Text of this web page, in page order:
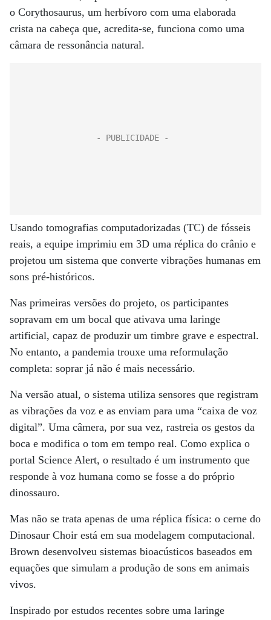
o Corythosaurus, um herbívoro com uma elaborada
crista na cabeça que, acredita-se, funciona como uma
câmara de ressonância natural.
Usando tomografias computadorizadas (TC) de fósseis
reais, a equipe imprimiu em 3D uma réplica do crânio e
projetou um sistema que converte vibrações humanas em
sons pré-históricos.
Nas primeiras versões do projeto, os participantes
sopravam em um bocal que ativava uma laringe
artificial, capaz de produzir um timbre grave e espectral.
No entanto, a pandemia trouxe uma reformulação
completa: soprar já não é mais necessário.
Na versão atual, o sistema utiliza sensores que registram
as vibrações da voz e as enviam para uma “caixa de voz
digital”. Uma câmera, por sua vez, rastreia os gestos da
boca e modifica o tom em tempo real. Como explica o
portal Science Alert, o resultado é um instrumento que
responde à voz humana como se fosse a do próprio
dinossauro.
Mas não se trata apenas de uma réplica física: o cerne do
Dinosaur Choir está em sua modelagem computacional.
Brown desenvolveu sistemas bioacústicos baseados em
equações que simulam a produção de sons em animais
vivos.
Inspirado por estudos recentes sobre uma laringe